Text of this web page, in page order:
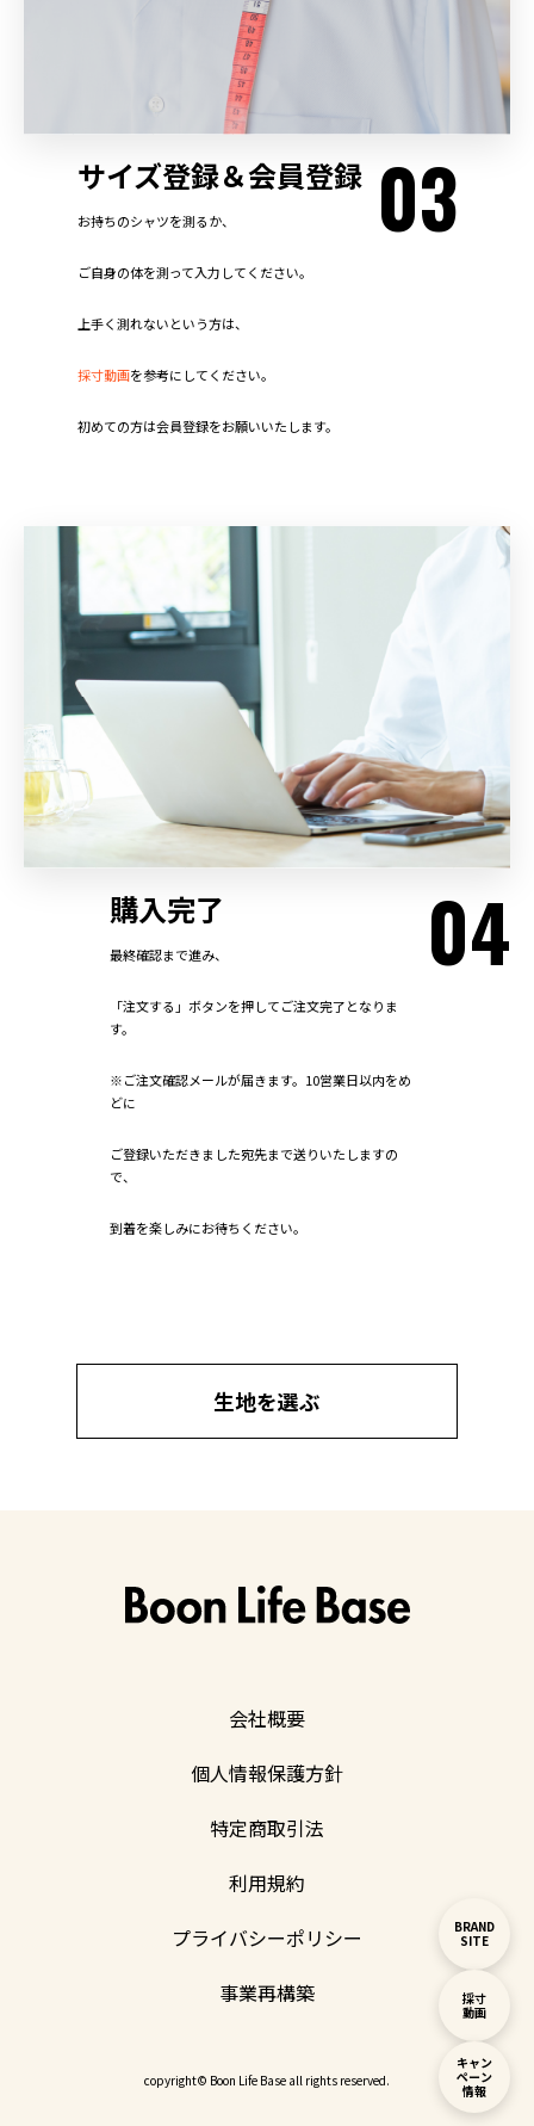
BRAND
SITE
採寸
動画
キャン
ペーン
情報
03
サイズ登録＆会員登録
お持ちのシャツを測るか、
ご自身の体を測って入力してください。
上手く測れないという方は、
採寸動画を参考にしてください。
初めての方は会員登録をお願いいたします。
04
購入完了
最終確認まで進み、
「注文する」ボタンを押してご注文完了となりま
す。
※ご注文確認メールが届きます。10営業日以内をめ
どに
ご登録いただきました宛先まで送りいたしますの
で、
到着を楽しみにお待ちください。
生地を選ぶ
会社概要
個人情報保護方針
特定商取引法
利用規約
プライバシーポリシー
事業再構築
copyright© Boon Life Base all rights reserved.